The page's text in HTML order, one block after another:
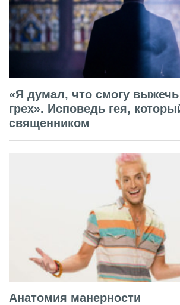
«Я думал, что смогу выжечь
грех». Исповедь гея,
священником
Анатомия манерности